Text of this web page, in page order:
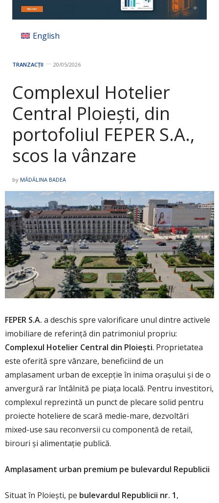
English
TRANZACȚII 20/05/2026
Complexul Hotelier
Central Ploiești, din
portofoliul FEPER S.A.,
scos la vânzare
by MĂDĂLINA BADEA
FEPER S.A. a deschis spre valorificare unul dintre activele
imobiliare de referință din patrimoniul propriu:
Complexul Hotelier Central din Ploiești. Proprietatea
este oferită spre vânzare, beneficiind de un
amplasament urban de excepție în inima orașului și de o
anvergură rar întâlnită pe piața locală. Pentru investitori,
complexul reprezintă un punct de plecare solid pentru
proiecte hoteliere de scară medie-mare, dezvoltări
mixed-use sau reconversii cu componentă de retail,
birouri și alimentație publică.
Amplasament urban premium pe bulevardul Republicii
Situat în Ploiești, pe bulevardul Republicii nr. 1,